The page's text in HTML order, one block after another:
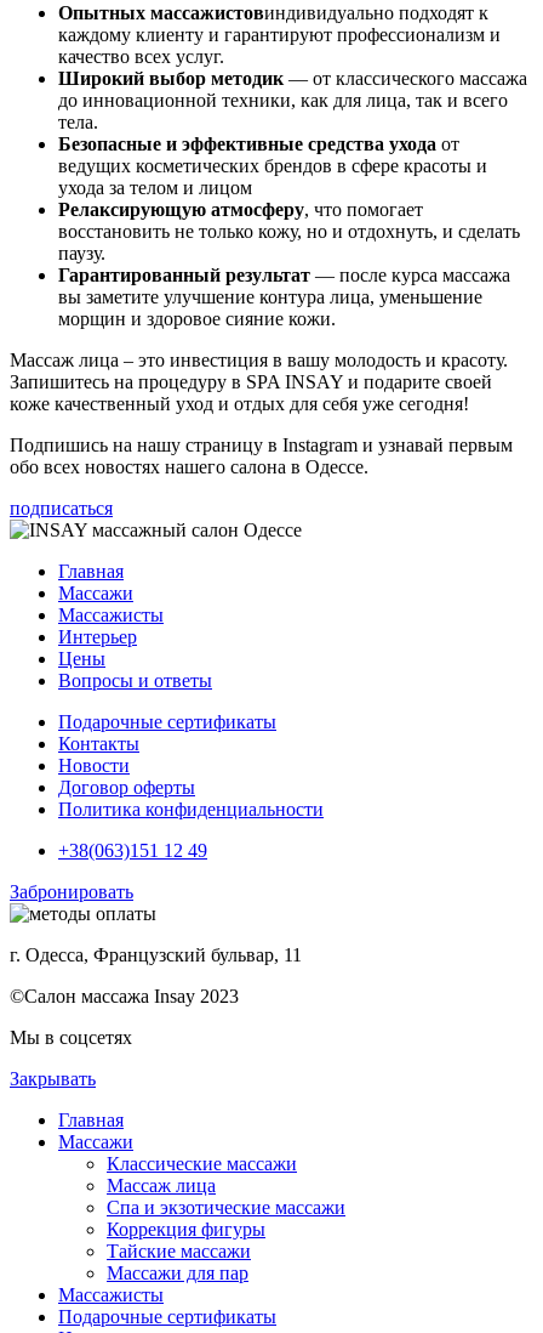
Опытных массажистовиндивидуально подходят к
каждому клиенту и гарантируют профессионализм и
качество всех услуг.
Широкий выбор методик — от классического массажа
до инновационной техники, как для лица, так и всего
тела.
Безопасные и эффективные средства ухода от
ведущих косметических брендов в сфере красоты и
ухода за телом и лицом
Релаксирующую атмосферу, что помогает
восстановить не только кожу, но и отдохнуть, и сделать
паузу.
Гарантированный результат — после курса массажа
вы заметите улучшение контура лица, уменьшение
морщин и здоровое сияние кожи.
Массаж лица – это инвестиция в вашу молодость и красоту.
Запишитесь на процедуру в SPA INSAY и подарите своей
коже качественный уход и отдых для себя уже сегодня!
Подпишись на нашу страницу в Instagram и узнавай первым
обо всех новостях нашего салона в Одессе.
подписаться
Главная
Массажи
Массажисты
Интерьер
Цены
Вопросы и ответы
Подарочные сертификаты
Контакты
Новости
Договор оферты
Политика конфиденциальности
+38(063)151 12 49
Забронировать
г. Одесса, Французский бульвар, 11
©Салон массажа Insay 2023
Мы в соцсетях
Закрывать
Главная
Массажи
Классические массажи
Массаж лица
Спа и экзотические массажи
Коррекция фигуры
Тайские массажи
Массажи для пар
Массажисты
Подарочные сертификаты